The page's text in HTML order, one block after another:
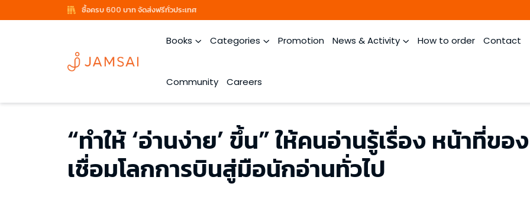
ซื้อครบ 600 บาท จัดส่งฟรีทั่วประเทศ
Books Categories Promotion News & Activity How to order Contact
Community Careers
“ทำให้ ‘อ่านง่าย’ ขึ้น” ให้คนอ่านรู้เรื่อง หน้าที่ข
เชื่อมโลกการบินสู่มือนักอ่านทั่วไป